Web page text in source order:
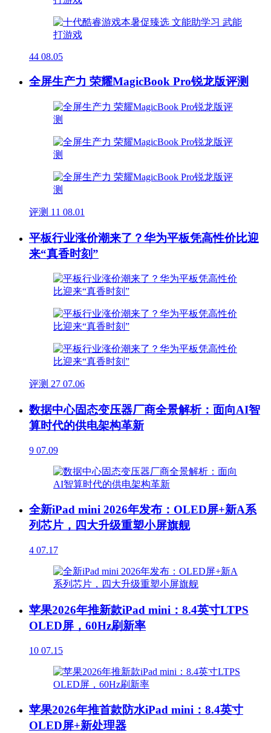
44 08.05
全屏生产力 荣耀MagicBook Pro锐龙版评测
评测 11 08.01
平板行业涨价潮来了？华为平板凭高性价比迎
来“真香时刻”
评测 27 07.06
数据中心固态变压器厂商全景解析：面向AI智
算时代的供电架构革新
9 07.09
全新iPad mini 2026年发布：OLED屏+新A系
列芯片，四大升级重塑小屏旗舰
4 07.17
苹果2026年推新款iPad mini：8.4英寸LTPS
OLED屏，60Hz刷新率
10 07.15
苹果2026年推首款防水iPad mini：8.4英寸
OLED屏+新处理器